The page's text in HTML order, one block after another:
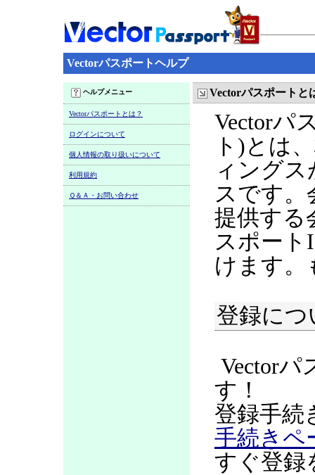
Vectorパスポートヘルプ
ヘルプメニュー
Vectorパスポートとは？
ログインについて
個人情報の取り扱いについて
利用規約
Ｑ＆Ａ・お問い合わせ
Vectorパスポートと
Vectorパ
ト)とは
ィング
スです。
提供する
スポート
けます。
登録につ
Vectorパ
す！
登録手続
手続きペ
すぐ登録